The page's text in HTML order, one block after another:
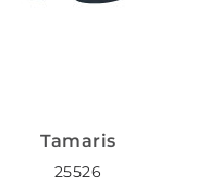
Tamaris
25526